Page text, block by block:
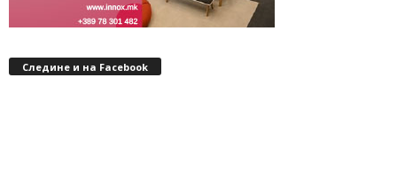
Следине и на Facebook